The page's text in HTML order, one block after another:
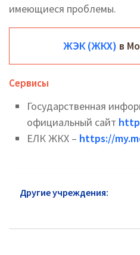
имеющиеся проблемы.
ЖЭК (ЖКХ) в
Сервисы
Государственная
официальный сайт
ЕЛК ЖКХ – https://
Другие учреждения: